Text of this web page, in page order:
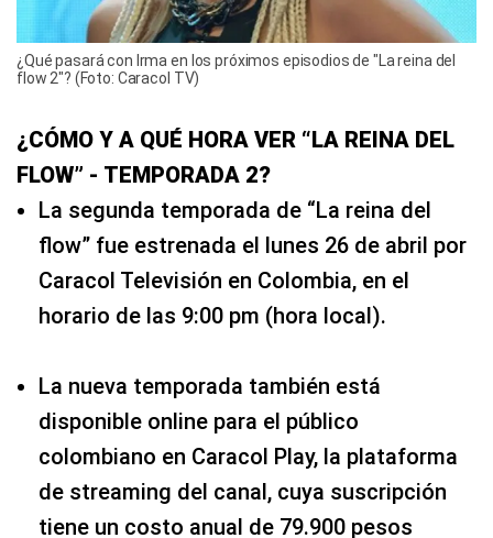
¿Qué pasará con Irma en los próximos episodios de "La reina del
flow 2"? (Foto: Caracol TV)
¿CÓMO Y A QUÉ HORA VER “LA REINA DEL
FLOW” - TEMPORADA 2?
La segunda temporada de “La reina del
flow” fue estrenada el lunes 26 de abril por
Caracol Televisión en Colombia, en el
horario de las 9:00 pm (hora local).
La nueva temporada también está
disponible online para el público
colombiano en Caracol Play, la plataforma
de streaming del canal, cuya suscripción
tiene un costo anual de 79.900 pesos